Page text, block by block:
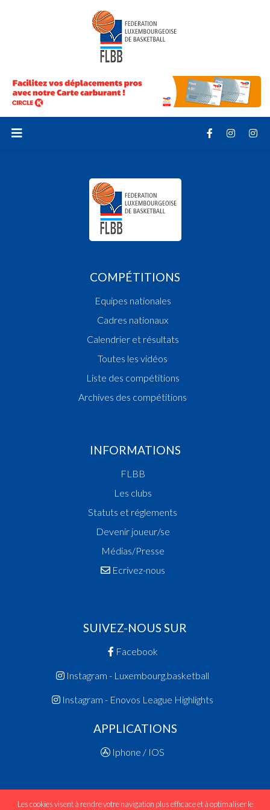
COMPÉTITIONS
Equipes nationales
Cadres nationaux
Calendrier et résultats
Toutes les vidéos
Liste des compétitions
Archives des compétitions
INFORMATIONS
FLBB
Les clubs
Statuts et réglements
Devenir joueur/se
Médias/Presse
Ecrivez-nous
SUIVEZ-NOUS SUR
Facebook
Instagram - Luxembourg.basketball
Instagram - Enovos League Highlights
APPLICATIONS
Iphone / IOS
Les cookies visent à rendre votre navigation plus efficace et à optimaliser le